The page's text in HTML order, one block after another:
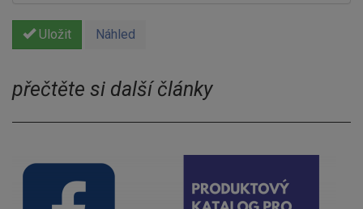
Uložit Náhled
přečtěte si další články